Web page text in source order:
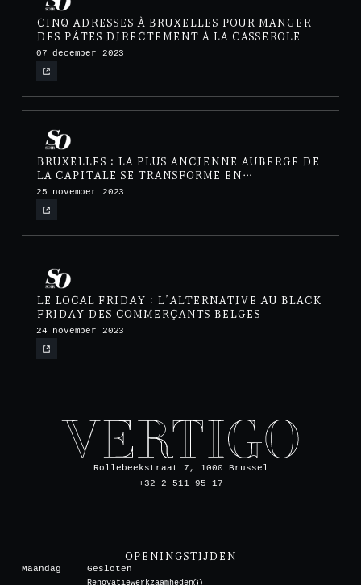
CINQ ADRESSES À BRUXELLES POUR MANGER
DES PÂTES DIRECTEMENT À LA CASSEROLE
07 december 2023
BRUXELLES : LA PLUS ANCIENNE AUBERGE DE
LA CAPITALE SE TRANSFORME EN
RESTAURANT CONFIDENTIEL
25 november 2023
LE LOCAL FRIDAY : L’ALTERNATIVE AU BLACK
FRIDAY DES COMMERÇANTS BELGES
24 november 2023
Rollebeekstraat 7, 1000 Brussel
+32 2 511 95 17
OPENINGSTIJDEN
Maandag
Gesloten
Renovatiewerkzaamheden